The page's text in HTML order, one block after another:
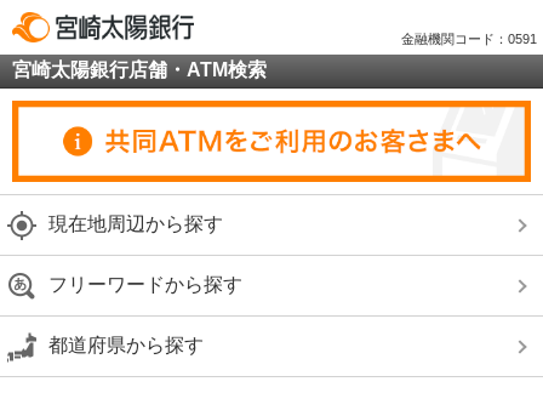
金融機関コード：0591
宮崎太陽銀行店舗・ATM検索
現在地周辺から探す
フリーワードから探す
都道府県から探す